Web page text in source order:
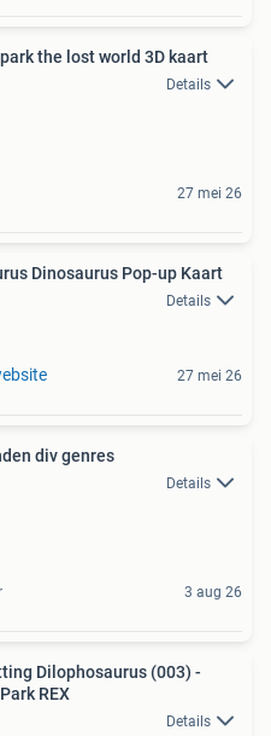
the lost world 3D kaart
Details
27 mei 26
Dinosaurus Pop-up Kaart
Details
27 mei 26
div genres
Details
3 aug 26
Dilophosaurus (003) -
REX
Details